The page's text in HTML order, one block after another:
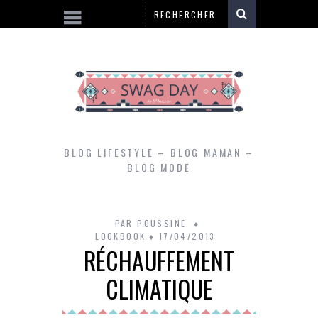
BLOG LIFESTYLE – BLOG MAMAN –
BLOG MODE
PAR POUSSINE
LOOKBOOK
17/04/2013
RÉCHAUFFEMENT
CLIMATIQUE